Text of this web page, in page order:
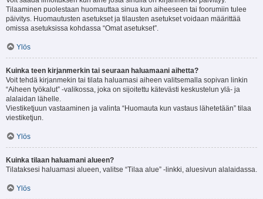
Tilaaminen puolestaan huomauttaa sinua kun aiheeseen tai foorumiin tulee
päivitys. Huomautusten asetukset ja tilausten asetukset voidaan määrittää
omissa asetuksissa kohdassa “Omat asetukset”.
Ylös
Kuinka teen kirjanmerkin tai seuraan haluamaani aihetta?
Voit tehdä kirjanmekin tai tilata haluamasi aiheen valitsemalla sopivan linkin
“Aiheen työkalut” -valikossa, joka on sijoitettu kätevästi keskustelun ylä- ja
alalaidan lähelle.
Viestiketjuun vastaaminen ja valinta “Huomauta kun vastaus lähetetään” tilaa
viestiketjun.
Ylös
Kuinka tilaan haluamani alueen?
Tilataksesi haluamasi alueen, valitse “Tilaa alue” -linkki, aluesivun alalaidassa.
Ylös